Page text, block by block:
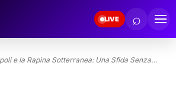
LIVE ⌕
e la Rapina Sotterranea: Una Sfida Senza…